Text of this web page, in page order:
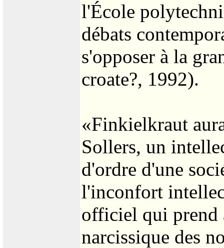
l'École
débats
s'opposer à la
croate?, 1992).
«Finkielkraut
Sollers, un
d'ordre d'une
l'inconfort
officiel qui prend
narcissique des